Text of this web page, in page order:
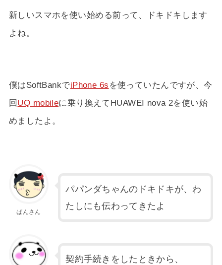
新しいスマホを使い始める前って、ドキドキします
よね。
僕はSoftBankでiPhone 6s を使っていたんですが、今
回 UQ mobileに乗り換えてHUAWEI nova 2を使い始
めましたよ。
ぱんさん
パパンダちゃんのドキドキが、わ
たしにも伝わってきたよ
契約手続きをしたときから、